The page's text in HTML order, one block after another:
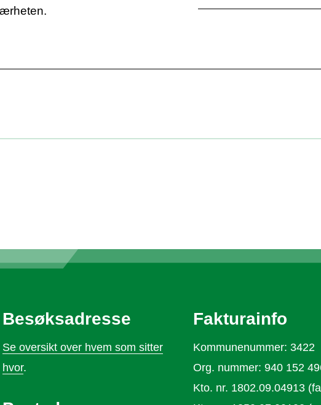
Besøksadresse
Se oversikt over hvem som sitter
hvor.
Fakturainfo
Kommunenummer: 3422
Org. nummer: 940 152
Kto. nr. 1802.09.04913